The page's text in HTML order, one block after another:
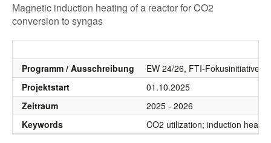
Magnetic induction heating of a reactor for CO2
conversion to syngas
Programm / Ausschreibung
EW 24/26, FTI-
Projektstart
01.10.2025
Zeitraum
2025 - 2026
Keywords
CO2 utilization; induction